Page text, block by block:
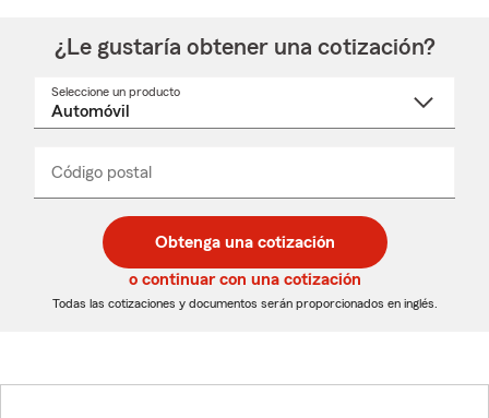
¿Le gustaría obtener una cotización?
Seleccione un producto
desplegable
Código postal
de
5
dígitos
de
5
dígitos
_____
Obtenga una cotización
o continuar con una cotización
Todas las cotizaciones y documentos serán proporcionados en inglés.